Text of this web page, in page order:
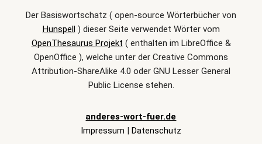
Der Basiswortschatz ( open-source Wörterbücher von
Hunspell) dieser Seite verwendet Wörter vom
OpenThesaurus Projekt ( enthalten im LibreOffice &
OpenOffice ), welche unter der Creative Commons
Attribution-ShareAlike 4.0 oder GNU Lesser General
Public License stehen.
anderes-wort-fuer.de
Impressum | Datenschutz